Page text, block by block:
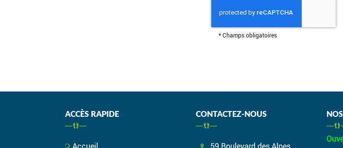
*Champs obligatoires
ACCÈS RAPIDE
Accueil
CONTACTEZ-NOUS
59 Boulevard des Alpes